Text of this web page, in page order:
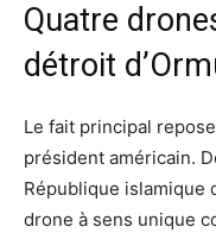
Quatre
détroit
Le fait principal
président américain.
République islamique
drone à sens unique